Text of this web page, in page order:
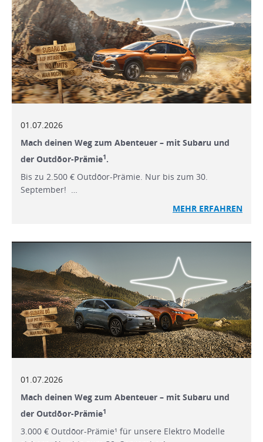
01.07.2026
Mach deinen Weg zum Abenteuer – mit Subaru und
der Outdōor-Prämie1.
Bis zu 2.500 € Outdōor-Prämie. Nur bis zum 30.
September! …
MEHR ERFAHREN
01.07.2026
Mach deinen Weg zum Abenteuer – mit Subaru und
der Outdōor-Prämie1
3.000 € Outdōor-Prämie¹ für unsere Elektro Modelle